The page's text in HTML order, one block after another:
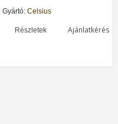
Gyártó: Celsius
Részletek Ajánlatkérés